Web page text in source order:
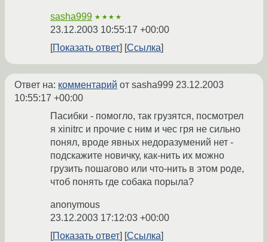
sasha999 ★★★★
23.12.2003 10:55:17 +00:00
Показать ответ
Ссылка
Ответ на: комментарий от sasha999 23.12.2003
10:55:17 +00:00
Пасибки - помогло, так грузятся, посмотрел
я xinitrc и прочие с ним и чес гря не сильно
понял, вроде явных недоразумений нет -
подскажите новичку, как-нить их можно
грузить пошагово или что-нить в этом роде,
чтоб понять где собака порыла?
anonymous
23.12.2003 17:12:03 +00:00
Показать ответ
Ссылка